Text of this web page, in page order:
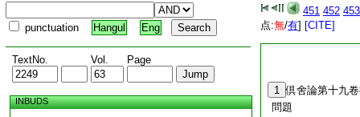
punctuation Hangul Eng
TextNo. Vol. Page
INBUDS
451 452 453
点:無/有] [CITE]
夏﨟四十
7 二
1 倶舍論第十九
問題